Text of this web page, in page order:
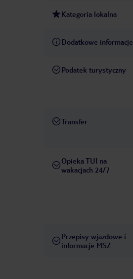
Kategoria lokalna
Dodatkowe informacje
Podatek turystyczny
Transfer
Opieka TUI na
wakacjach 24/7
Przepisy wjazdowe i
informacje MSZ